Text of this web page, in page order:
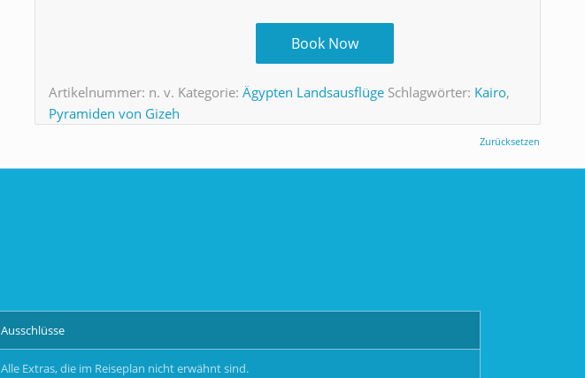
Zurücksetzen
Book Now
Artikelnummer: n. v. Kategorie: Ägypten Landsausflüge Schlagwörter: Kairo,
Pyramiden von Gizeh
Ausschlüsse
Alle Extras, die im Reiseplan nicht erwähnt sind.